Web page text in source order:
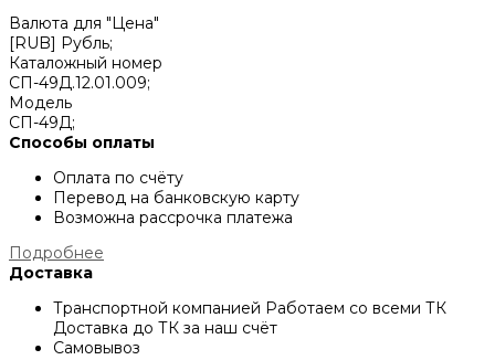
Валюта для "Цена"
[RUB] Рубль;
Каталожный номер
СП-49Д.12.01.009;
Модель
СП-49Д;
Способы оплаты
Оплата по счёту
Перевод на банковскую карту
Возможна рассрочка платежа
Подробнее
Доставка
Транспортной компанией Работаем со всеми ТК
Доставка до ТК за наш счёт
Самовывоз